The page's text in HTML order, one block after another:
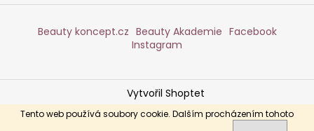
Tento web používá soubory cookie. Dalším procházením tohoto
Beauty koncept.cz Beauty Akademie Facebook
Instagram
Vytvořil Shoptet
Copyright 2026DERMABEAUTY. Všechna práva